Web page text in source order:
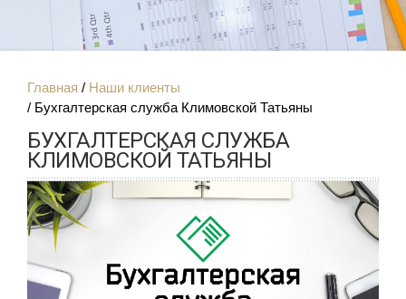
Главная
Наши клиенты
Бухгалтерская служба Климовской Татьяны
БУХГАЛТЕРСКАЯ СЛУЖБА
КЛИМОВСКОЙ ТАТЬЯНЫ